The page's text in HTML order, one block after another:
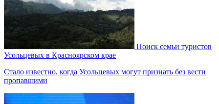
Поиск семьи туристов
Усольцевых в Красноярском крае
Стало известно, когда Усольцевых могут признать без вести
пропавшими